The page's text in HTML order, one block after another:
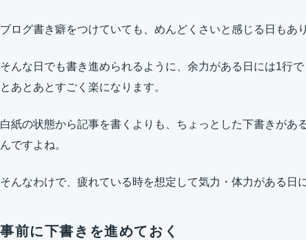
ブログ書き癖をつけていても、めんどくさいと感じる日もあり
そんな日でも書き進められるように、余力がある日には1行
とあとあとすごく楽になります。
白紙の状態から記事を書くよりも、ちょっとした下書きがあ
んですよね。
そんなわけで、疲れている時を想定して気力・体力がある日
事前に下書きを進めておく